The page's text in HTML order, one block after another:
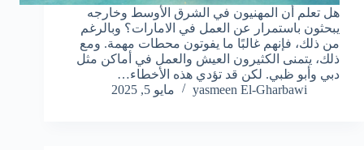
هل تعلم أن المهنيون في الشرق الأوسط وخارجه
يبحثون باستمرار عن العمل في الامارات؟ وبالرغم
من ذلك، فإنهم غالبًا ما يفوتون محطات مهمة. ومع
ذلك، يتمنى الكثيرون العيش والعمل في أماكن مثل
دبي وأبو ظبي. لكن قد تؤدي هذه الأخطاء…
yasmeen El-Gharbawi
مايو 5, 2025